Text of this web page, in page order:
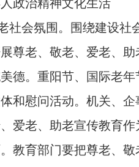
政治精神文化生活
社会氛围。
围绕建设社
尊老、敬老、爱老、
德。重阳节、国际老
和慰问活动。机关、
爱老、助老宣传教育
教育部门要把尊老、